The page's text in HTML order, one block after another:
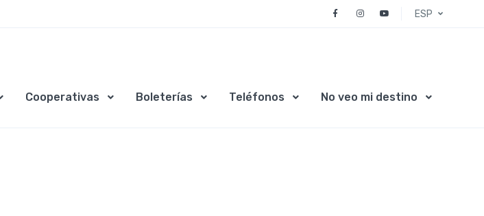
ESP
Cooperativas Boleterías Teléfonos No veo mi destino